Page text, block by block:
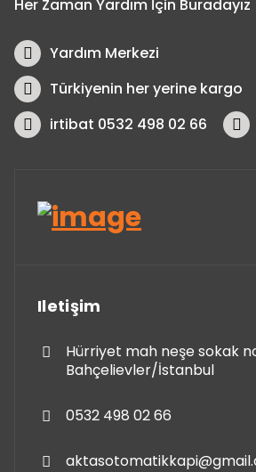
Her Zaman Yardım İçin Buradayız
Yardım Merkezi
Türkiyenin her yerine kargo
irtibat 0532 498 02 66
Iletişim
Hürriyet mah neşe sokak
Bahçelievler/İstanbul
0532 498 02 66